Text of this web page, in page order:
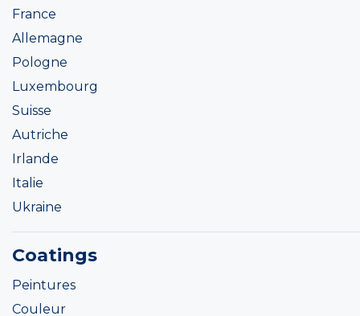
France
Allemagne
Pologne
Luxembourg
Suisse
Autriche
Irlande
Italie
Ukraine
Coatings
Peintures
Couleur